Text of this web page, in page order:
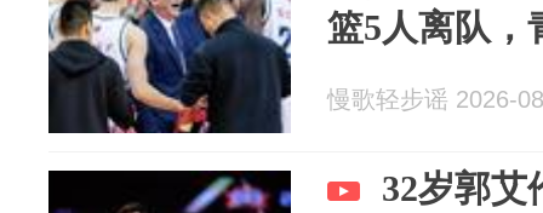
篮5人离队，
慢歌轻步谣 2026-
32岁郭艾